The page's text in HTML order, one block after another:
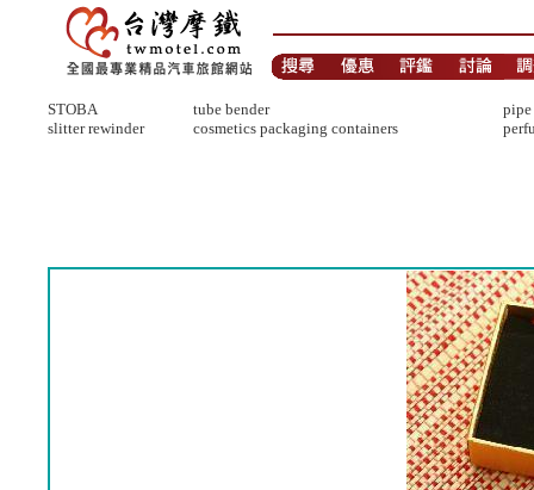
STOBA tube bender
pipe
slitter rewinder
cosmetics packaging containers